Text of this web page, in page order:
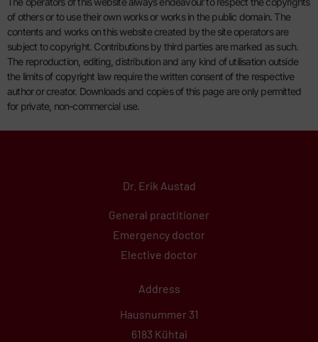
of others or to use their own works or works in the public domain. The
contents and works on this website created by the site operators are
subject to copyright. Contributions by third parties are marked as such.
The reproduction, editing, distribution and any kind of utilisation outside
the limits of copyright law require the written consent of the respective
author or creator. Downloads and copies of this page are only permitted
for private, non-commercial use.
Dr. Erik Austad
General practitioner
Emergency doctor
Elective doctor
Address
Hausnummer 31
6183 Kühtai